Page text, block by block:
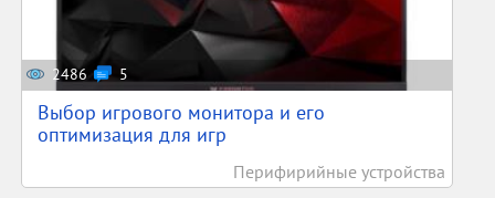
2486 5
Выбор игрового монитора и его
оптимизация для игр
Перифирийные устройства